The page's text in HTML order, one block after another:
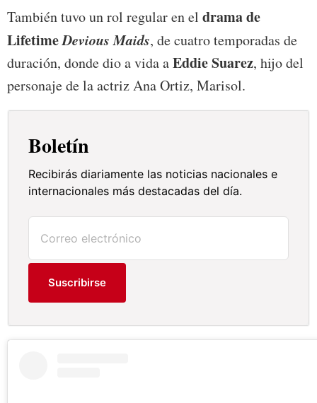
También tuvo un rol regular en el drama de
LifetimeDevious Maids, de cuatro temporadas de
duración, donde dio a vida aEddie Suarez, hijo del
personaje de la actriz Ana Ortiz, Marisol.
Boletín
Recibirás diariamente las noticias nacionales e
internacionales más destacadas del día.
Suscribirse